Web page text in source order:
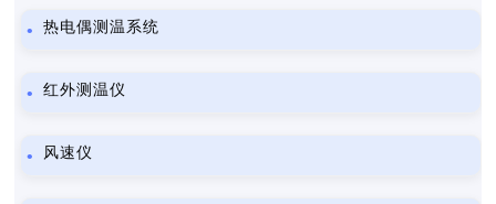
热电偶测温系统
红外测温仪
风速仪